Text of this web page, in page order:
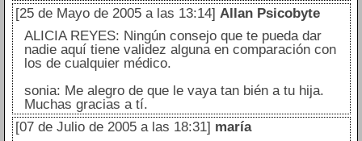
[25 de Mayo de 2005 a las 13:14] Allan Psicobyte
ALICIA REYES: Ningún consejo que te pueda dar
nadie aquí tiene validez alguna en comparación con
los de cualquier médico.
sonia: Me alegro de que le vaya tan bién a tu hija.
Muchas gracias a tí.
[07 de Julio de 2005 a las 18:31] maría